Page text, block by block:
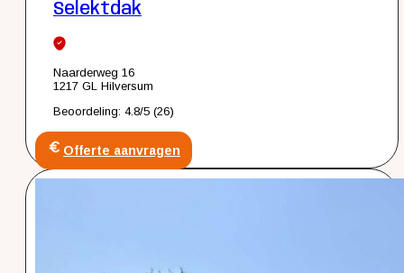
Selektdak
Naarderweg 16
1217 GL Hilversum
Beoordeling: 4.8/5 (26)
Offerte aanvragen